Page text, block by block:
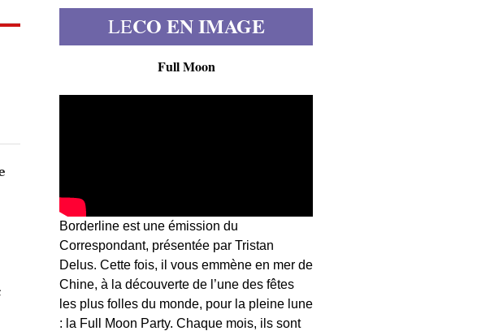
LECO EN IMAGE
Full Moon
Borderline est une émission du
Correspondant, présentée par Tristan
Delus. Cette fois, il vous emmène en mer de
Chine, à la découverte de l’une des fêtes
les plus folles du monde, pour la pleine lune
: la Full Moon Party. Chaque mois, ils sont